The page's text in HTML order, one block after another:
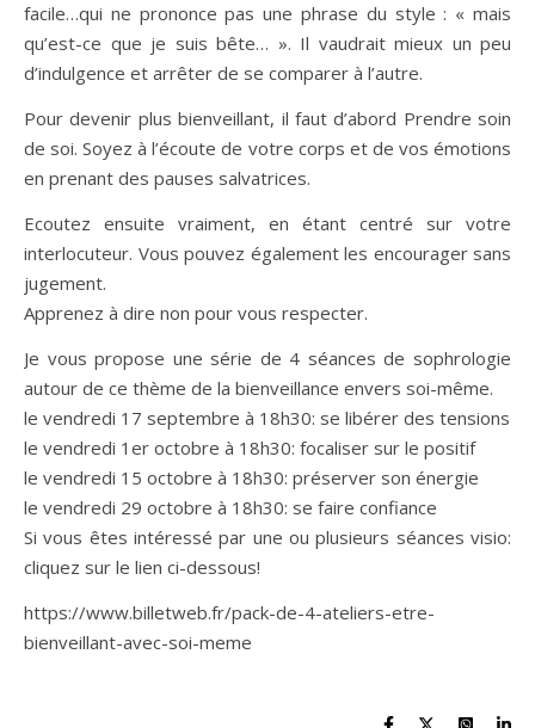
facile…qui ne prononce pas une phrase du style : « mais
qu’est-ce que je suis bête… ». Il vaudrait mieux un peu
d’indulgence et arrêter de se comparer à l’autre.
Pour devenir plus bienveillant, il faut d’abord Prendre soin
de soi. Soyez à l’écoute de votre corps et de vos émotions
en prenant des pauses salvatrices.
Ecoutez ensuite vraiment, en étant centré sur votre
interlocuteur. Vous pouvez également les encourager sans
jugement.
Apprenez à dire non pour vous respecter.
Je vous propose une série de 4 séances de sophrologie
autour de ce thème de la bienveillance envers soi-même.
le vendredi 17 septembre à 18h30: se libérer des tensions
le vendredi 1er octobre à 18h30: focaliser sur le positif
le vendredi 15 octobre à 18h30: préserver son énergie
le vendredi 29 octobre à 18h30: se faire confiance
Si vous êtes intéressé par une ou plusieurs séances visio:
cliquez sur le lien ci-dessous!
https://www.billetweb.fr/pack-de-4-ateliers-etre-
bienveillant-avec-soi-meme